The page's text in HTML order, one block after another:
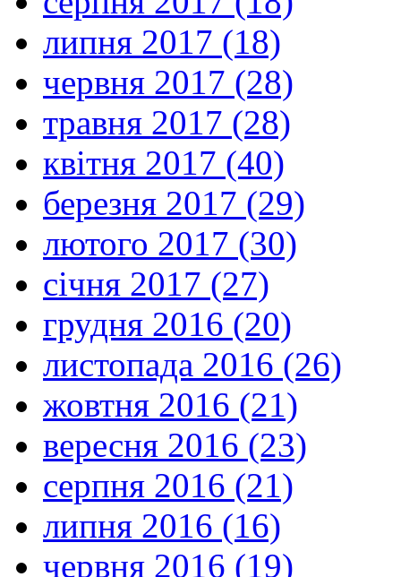
липня 2017 (18)
червня 2017 (28)
травня 2017 (28)
квітня 2017 (40)
березня 2017 (29)
лютого 2017 (30)
січня 2017 (27)
грудня 2016 (20)
листопада 2016 (26)
жовтня 2016 (21)
вересня 2016 (23)
серпня 2016 (21)
липня 2016 (16)
червня 2016 (19)